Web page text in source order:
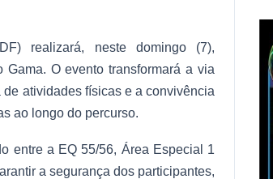
realizará, neste domingo (7),
O evento transformará a via
atividades físicas e a convivência
ao longo do percurso.
entre a EQ 55/56, Área Especial 1
a segurança dos participantes,